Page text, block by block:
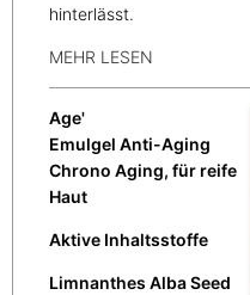
hinterlässt.
MEHR LESEN
Age'
Emulgel Anti-Aging
Chrono Aging, für reife
Haut
Aktive Inhaltsstoffe
Limnanthes Alba Seed